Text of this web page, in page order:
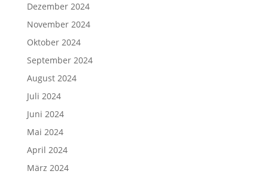
Dezember 2024
November 2024
Oktober 2024
September 2024
August 2024
Juli 2024
Juni 2024
Mai 2024
April 2024
März 2024